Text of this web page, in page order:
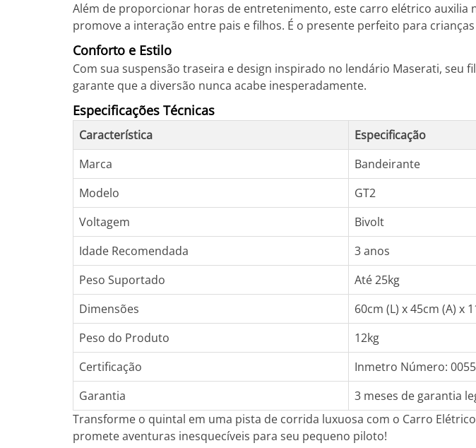
Além de proporcionar horas de entretenimento, este carro elétrico
promove a interação entre pais e filhos. É o presente perfeito para
Conforto e Estilo
Com sua suspensão traseira e design inspirado no lendário Maserati, seu
garante que a diversão nunca acabe inesperadamente.
Especificações Técnicas
Característica
Especificação
Marca
Bandeirante
Modelo
GT2
Voltagem
Bivolt
Idade Recomendada
3 anos
Peso Suportado
Até 25kg
Dimensões
60cm (L) x 45cm (A) x
Peso do Produto
12kg
Certificação
Inmetro Número:
Garantia
3 meses de garantia
Transforme o quintal em uma pista de corrida luxuosa com o Carro
promete aventuras inesquecíveis para seu pequeno piloto!